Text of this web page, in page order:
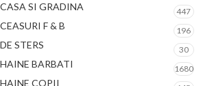
CASA SI GRADINA 447
CEASURI F & B 196
DE STERS 30
HAINE BARBATI 1680
HAINE COPII